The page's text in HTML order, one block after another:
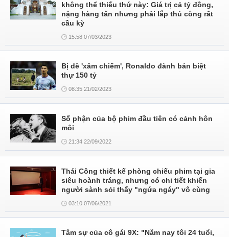
không thể thiếu thứ này: Giá trị cả tỷ đồng,
nặng hàng tấn nhưng phải lắp thủ công rất
cầu kỳ
15:58 07/03/2023
Bị dê 'xâm chiếm', Ronaldo đành bán biệt
thự 150 tỷ
08:35 21/02/2023
Số phận của bộ phim đầu tiên có cảnh hôn
môi
21:34 22/09/2022
Thái Công thiết kế phòng chiếu phim tại gia
siêu hoành tráng, nhưng có chi tiết khiến
người sành sỏi thấy "ngứa ngáy" vô cùng
03:10 07/06/2021
Tâm sự của cô gái 9X: "Năm nay tôi 24 tuổi,